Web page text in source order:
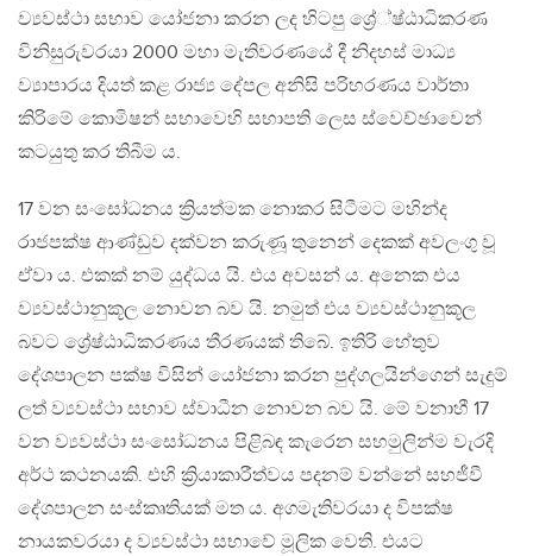
ව්‍යවස්ථා සභාව යෝජනා කරන ලද හිටපු ශ්‍රේ්ෂ්ඨාධිකරණ
විනිසුරුවරයා 2000 මහා මැතිවරණයේ දී නිදහස් මාධ්‍ය
ව්‍යාපාරය දියත් කළ රාජ්‍ය දේපල අනිසි පරිහරණය වාර්තා
කිරිමේ කොමිෂන් සභාවෙහි සභාපති ලෙස ස්වෙච්ඡාවෙන්
කටයුතු කර තිබීම ය.
17 වන සංසෝධනය ක්‍රියත්මක නොකර සිටීමට මහින්ද
රාජපක්ෂ ආණ්ඩුව දක්වන කරුණූ තුනෙන් දෙකක් අවලංගු වූ
ඒවා ය. එකක් නම් යුද්ධය යි. එය අවසන් ය. අනෙක එය
ව්‍යවස්ථානුකූල නොවන බව යි. නමුත් එය ව්‍යවස්ථානුකූල
බවට ශ්‍රේෂ්ඨාධිකරණය තීරණයක් තිබේ. ඉතිරි හේතුව
දේශපාලන පක්ෂ විසින් යෝජනා කරන පුද්ගලයින්ගෙන් සැදුම්
ලත් ව්‍යවස්ථා සභාව ස්වාධීන නොවන බව යි. මේ වනාහී 17
වන ව්‍යවස්ථා සංසෝධනය පිළිබඳ කැරෙන සහමුලින්ම වැරදි
අර්ථ කථනයකි. එහි ක්‍රියාකාරීත්වය පදනම් වන්නේ සහජීවී
දේශපාලන සංස්කෘතියක් මත ය. අගමැතිවරයා ද විපක්ෂ
නායකවරයා ද ව්‍යවස්ථා සභාවේ මූලික වෙති. එයට